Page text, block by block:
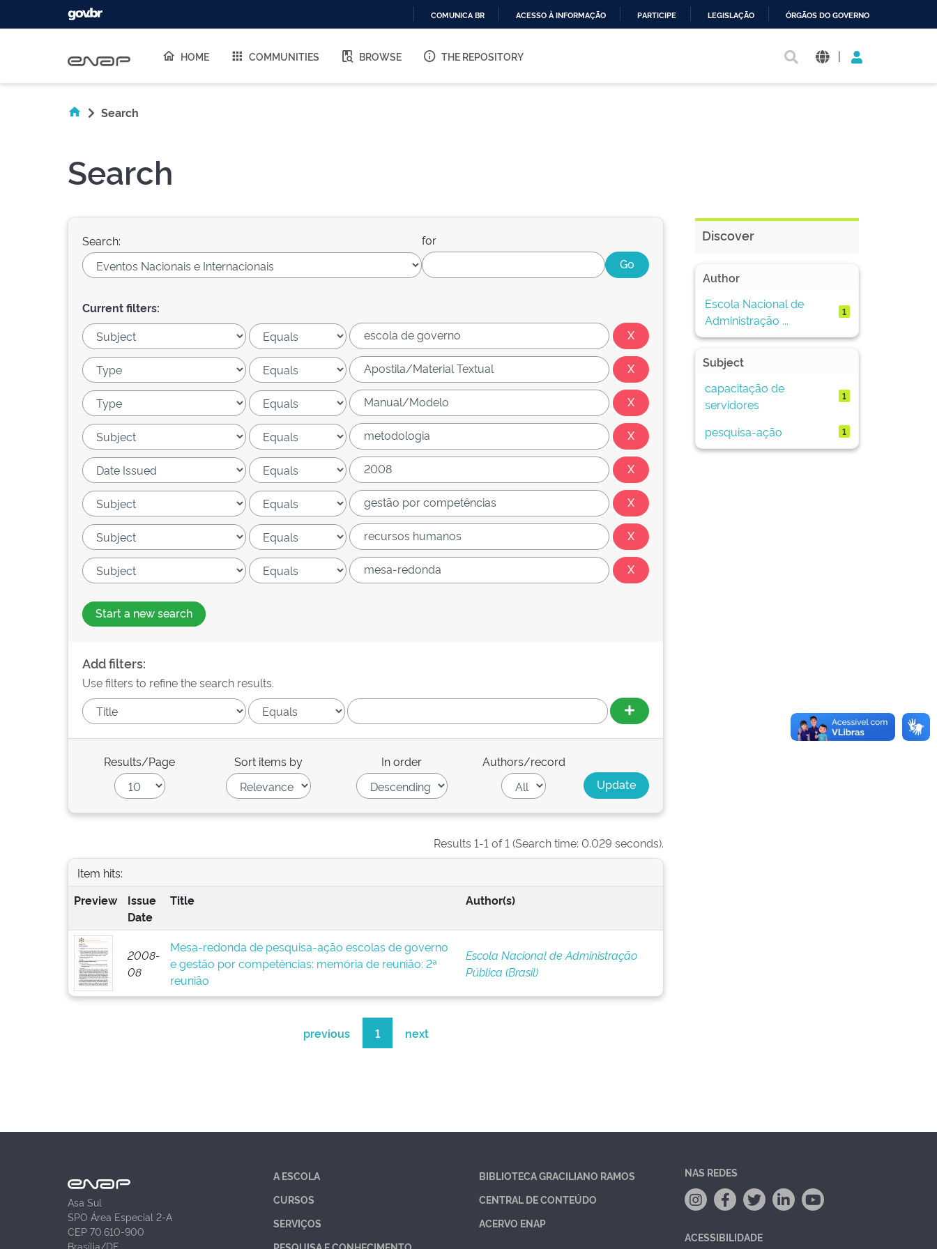
O
COMUNICA BR ACESSO À INFORMAÇÃO PARTICIPE LEGISLAÇÃO ÓRGÃOS DO GOVERNO
HOME COMMUNITIES BROWSE THE REPOSITORY |
Search
Search
Search: for
Current filters:
Start a new search
Add filters:
Use filters to refine the search results.
Results/Page Sort items by In order Authors/record
Results 1-1 of 1 (Search time: 0.029 seconds).
Item hits:
Preview
Issue
Date
Title Author(s)
2008-
08
Mesa-redonda de pesquisa-ação escolas de governo
e gestão por competências: memória de reunião: 2ª
reunião
Escola Nacional de Administração
Pública (Brasil)
previous 1 next
Discover
Author
Escola Nacional de
Administração ...
1
Subject
capacitação de
servidores
1
pesquisa-ação 1
Asa Sul
SPO Área Especial 2-A
CEP 70.610-900
Brasília/DF
A ESCOLA
CURSOS
SERVIÇOS
BIBLIOTECA GRACILIANO RAMOS
CENTRAL DE CONTEÚDO
ACERVO ENAP
NAS REDES
ACESSIBILIDADE